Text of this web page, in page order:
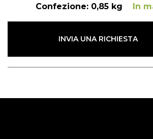
Confezione: 0,85 kg In
INVIA UNA RICHIESTA